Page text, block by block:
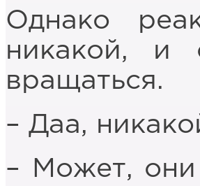
Однако
никакой, и
вращаться.
– Даа,
– Может,